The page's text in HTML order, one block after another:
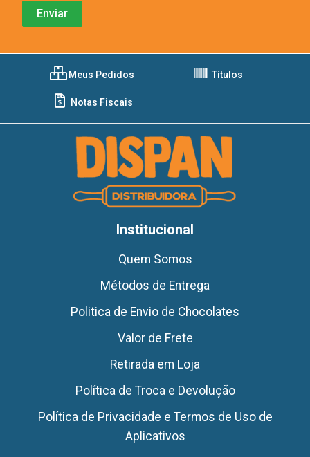
Meus Pedidos Títulos
Notas Fiscais
Institucional
Quem Somos
Métodos de Entrega
Politica de Envio de Chocolates
Valor de Frete
Retirada em Loja
Política de Troca e Devolução
Política de Privacidade e Termos de Uso de
Aplicativos